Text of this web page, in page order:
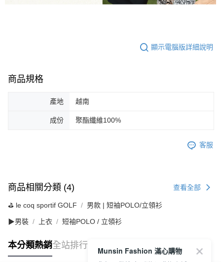
顯示電腦版詳細說明
商品規格
產地 越南
成份 聚酯纖維100%
客服
商品相關分類 (4) 查看全部
⛳️ le coq sportif GOLF 男款 | 短袖POLO/立領衫
▶男裝 上衣 短袖POLO / 立領衫
本分類熱銷全站排行
Munsin Fashion 滿心購物